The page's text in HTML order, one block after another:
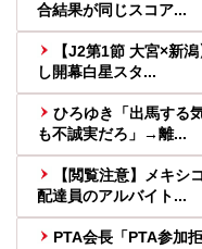
合結果が同じスコア...
【J2第1節 大宮×新
し開幕白星スタ...
ひろゆき「出馬する
も不誠実だろ」→離...
【閲覧注意】メキシ
配達員のアルバイト...
PTA会長「PTA参加